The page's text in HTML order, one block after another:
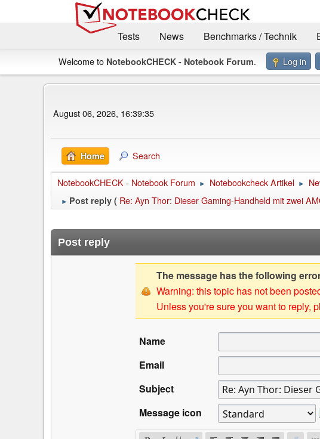
Tests
News Benchmarks / Technik
Welcome to NotebookCHECK - Notebook Forum. Log in
August 06, 2026, 16:39:35
Home Search
NotebookCHECK - Notebook Forum ► Notebookcheck Artikel ►
► Post reply ( Re: Ayn Thor: Dieser Gaming-Handheld mit zwei
Post reply
The message has the following
Warning: this topic has not been
Unless you're sure you want to reply,
Name
Email
Subject
Message icon